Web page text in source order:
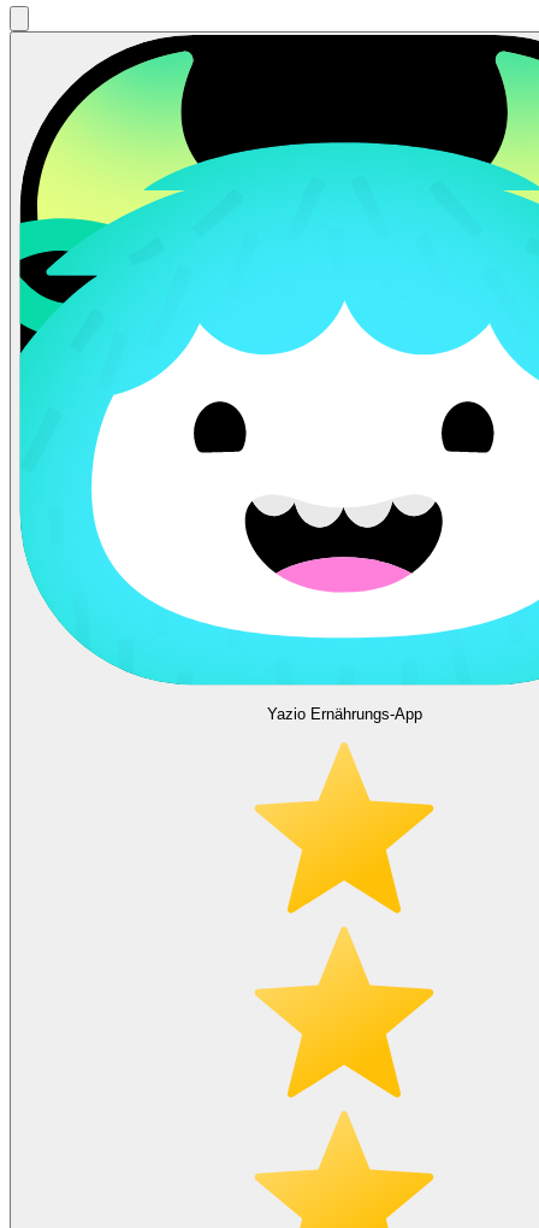
Yazio Ernährungs-App